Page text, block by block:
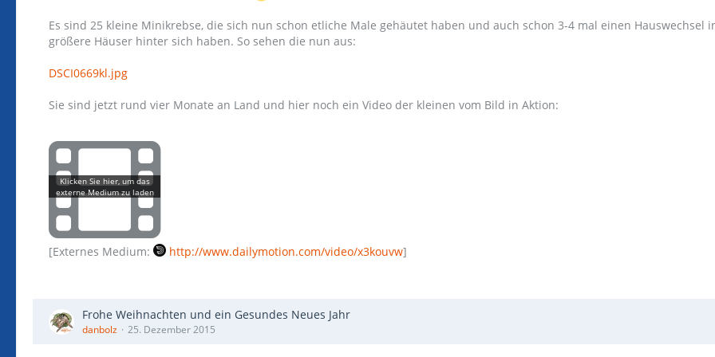
Es sind 25 kleine Minikrebse, die sich nun schon etliche Male gehäutet haben und auch schon 3-4 mal einen Hauswechsel
größere Häuser hinter sich haben. So sehen die nun aus:
DSCI0669kl.jpg
Sie sind jetzt rund vier Monate an Land und hier noch ein Video der kleinen vom Bild in Aktion:
[Externes Medium: http://www.dailymotion.com/video/x3kouvw]
Frohe Weihnachten und ein Gesundes Neues Jahr
danbolz 25. Dezember 2015